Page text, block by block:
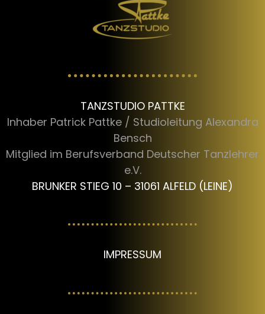
TANZSTUDIO PATTKE
Inhaber Patrick Pattke / Studioleitung Alexandra
Bensch
Mitglied im Berufsverband Deutscher Tanzlehrer
e.V.
BRUNKER STIEG 10 – 31061 ALFELD (LEINE)
IMPRESSUM